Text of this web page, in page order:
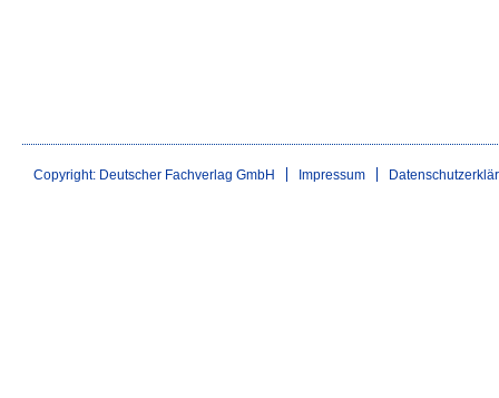
Copyright: Deutscher Fachverlag GmbH Impressum